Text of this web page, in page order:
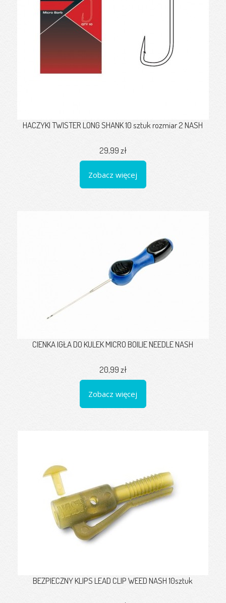
HACZYKI TWISTER LONG SHANK 10 sztuk rozmiar 2 NASH
29,99 zł
Zobacz więcej
CIENKA IGŁA DO KULEK MICRO BOILIE NEEDLE NASH
20,99 zł
Zobacz więcej
BEZPIECZNY KLIPS LEAD CLIP WEED NASH 10sztuk